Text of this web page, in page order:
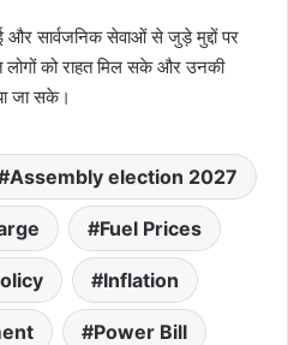
और सार्वजनिक सेवाओं से जुड़े मुद्दों पर
लोगों को राहत मिल सके और उनकी
जा सके।
Assembly election 2027
Fuel Prices
Inflation
Power Bill